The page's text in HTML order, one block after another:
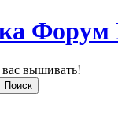
вышивать!